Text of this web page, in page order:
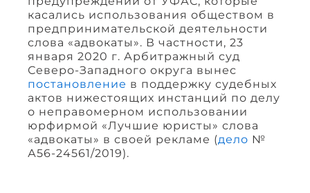
касались использования обществом в
предпринимательской деятельности
слова «адвокаты». В частности, 23
января 2020 г. Арбитражный суд
Северо-Западного округа вынес
постановление в поддержку судебных
актов нижестоящих инстанций по делу
о неправомерном использовании
юрфирмой «Лучшие юристы» слова
«адвокаты» в своей рекламе (дело №
А56-24561/2019).